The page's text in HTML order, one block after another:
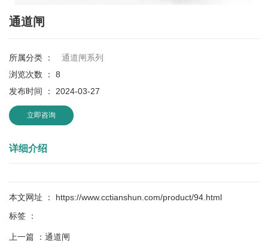
通道闸
所属分类 ：
通道闸系列
浏览次数 ： 8
发布时间 ： 2024-03-27
立即咨询
详细介绍
本文网址 ： https://www.cctianshun.com/product/94.html
标签 ：
上一篇 ： 通道闸